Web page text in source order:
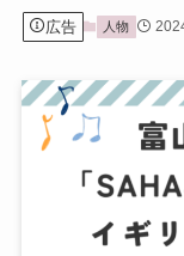
広告 人物